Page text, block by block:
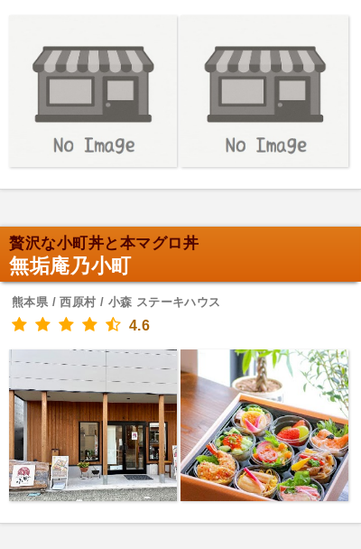
贅沢な小町丼と本マグロ丼
無垢庵乃小町
熊本県 / 西原村 / 小森 ステーキハウス
4.6